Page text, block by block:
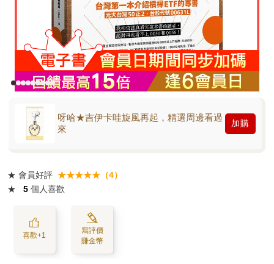
呀哈★吉伊卡哇旋風再起，精選周邊看過
來
加購
★ 會員好評 ★★★★★（4）
★
5 個人喜歡
喜歡+1
寫評價
賺金幣